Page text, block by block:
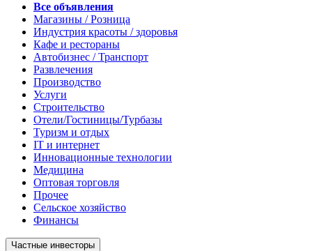
Все объявления
Магазины / Розница
Индустрия красоты / здоровья
Кафе и рестораны
Автобизнес / Транспорт
Развлечения
Производство
Услуги
Строительство
Отели/Гостиницы/Турбазы
Туризм и отдых
IT и интернет
Инновационные технологии
Медицина
Оптовая торговля
Прочее
Сельское хозяйство
Финансы
Частные инвесторы